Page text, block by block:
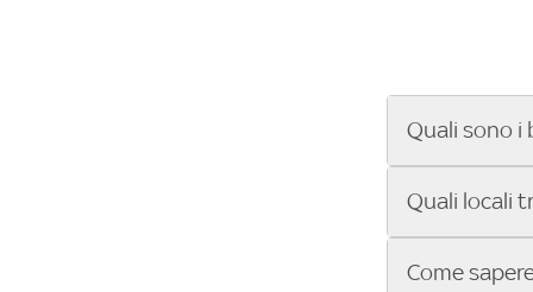
Quali sono i
Se cerchi un
ENILIVE, la
Sky Bar ti
Quali locali
Vuoi sapere
Come